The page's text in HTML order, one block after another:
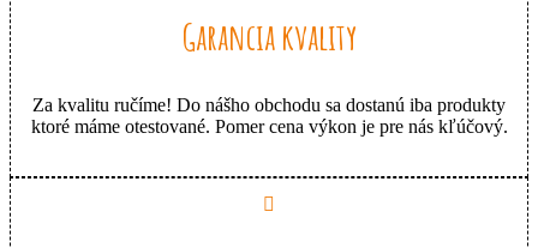
Garancia kvality
Za kvalitu ručíme! Do nášho obchodu sa dostanú iba produkty
ktoré máme otestované. Pomer cena výkon je pre nás kľúčový.